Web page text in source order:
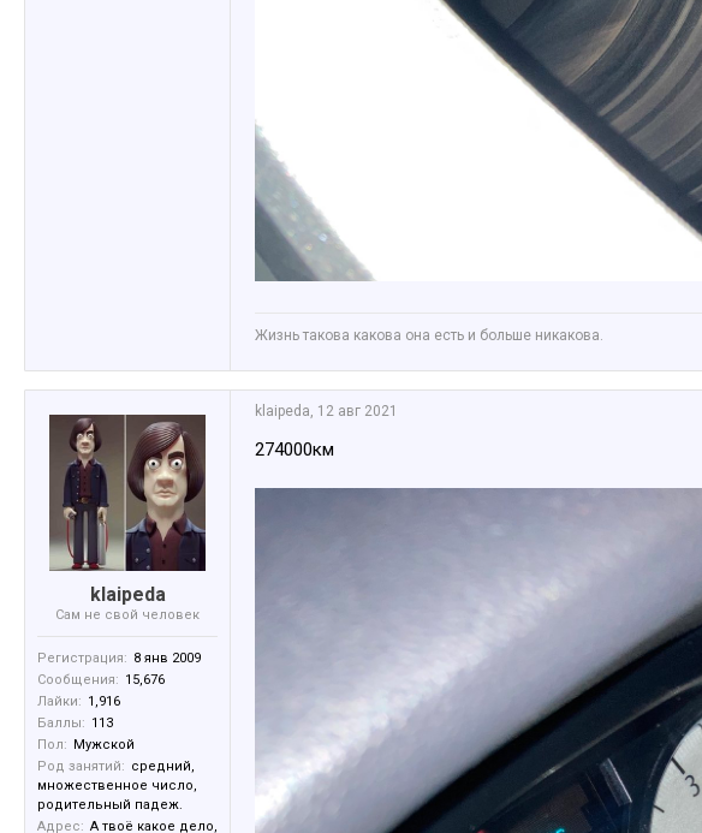
Жизнь такова какова она есть и больше никакова.
klaipeda
Сам не свой человек
Регистрация: 8 янв 2009
Сообщения: 15,676
Лайки: 1,916
Баллы: 113
Пол: Мужской
Род занятий: средний,
множественное число,
родительный падеж.
Адрес: А твоё какое дело,
klaipeda 12 авг 2021
274000км